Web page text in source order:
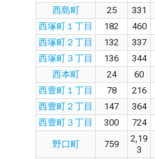
西島町 25 331
西塚町１丁目
182 460
西塚町２丁目
132 337
西塚町３丁目
136 344
西本町
24 60
西豊町１丁目
78 216
西豊町２丁目
147 364
西豊町３丁目
300 724
野口町 759
2,19
3